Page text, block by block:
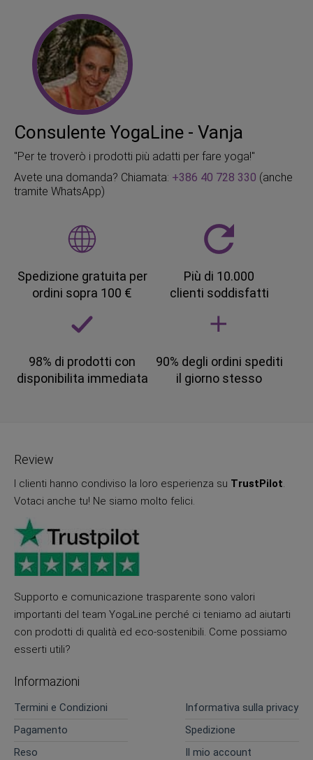
Consulente YogaLine - Vanja
"Per te troverò i prodotti più adatti per fare yoga!"
Avete una domanda? Chiamata: +386 40 728 330 (anche
tramite WhatsApp)
Spedizione gratuita per
ordini sopra 100 €
Più di 10.000
clienti soddisfatti
98% di prodotti con
disponibilita immediata
90% degli ordini spediti
il giorno stesso
Review
I clienti hanno condiviso la loro esperienza su TrustPilot.
Votaci anche tu! Ne siamo molto felici.
Supporto e comunicazione trasparente sono valori
importanti del team YogaLine perché ci teniamo ad aiutarti
con prodotti di qualità ed eco-sostenibili. Come possiamo
esserti utili?
Informazioni
Termini e Condizioni
Informativa sulla privacy
Pagamento
Spedizione
Reso
Il mio account